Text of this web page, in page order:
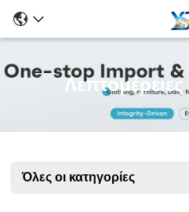
Όλες οι κατηγορίες